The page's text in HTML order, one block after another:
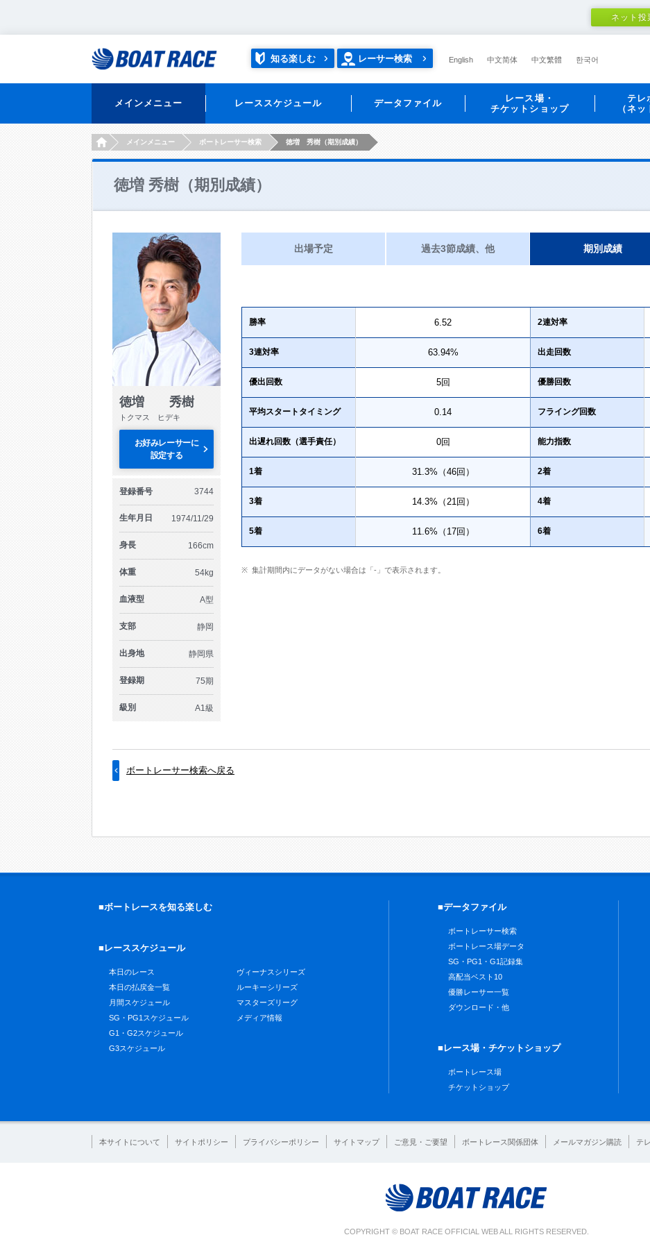
ネット投
知る楽しむ レーサー検索 English 中文简体 中文繁體 한국어
メインメニュー レーススケジュール データファイル
レース場・
チケットショップ
テレ
（ネッ
HOMEメインメニュー ボートレーサー検索 徳増 秀樹（期別成績）
徳増 秀樹（期別成績）
徳増 秀樹
トクマス ヒデキ
お好みレーサーに
設定する
登録番号 3744
生年月日 1974/11/29
身長 166cm
体重 54kg
血液型 A型
支部 静岡
出身地 静岡県
登録期 75期
級別 A1級
出場予定 過去3節成績、他 期別成績
勝率 6.52 2連対率
3連対率 63.94% 出走回数
優出回数 5回 優勝回数
平均スタートタイミング 0.14 フライング回数
出遅れ回数（選手責任） 0回 能力指数
1着 31.3%（46回） 2着
3着 14.3%（21回） 4着
5着 11.6%（17回） 6着
集計期間内にデータがない場合は「-」で表示されます。
ボートレーサー検索へ戻る
■ボートレースを知る楽しむ
■レーススケジュール
本日のレース
本日の払戻金一覧
月間スケジュール
SG・PG1スケジュール
G1・G2スケジュール
G3スケジュール
ヴィーナスシリーズ
ルーキーシリーズ
マスターズリーグ
メディア情報
■データファイル
ボートレーサー検索
ボートレース場データ
SG・PG1・G1記録集
高配当ベスト10
優勝レーサー一覧
ダウンロード・他
■レース場・チケットショップ
ボートレース場
チケットショップ
本サイトについて サイトポリシー プライバシーポリシー サイトマップ ご意見・ご要望 ボートレース関係団体 メールマガジン購読 テ
COPYRIGHT © BOAT RACE OFFICIAL WEB ALL RIGHTS RESERVED.